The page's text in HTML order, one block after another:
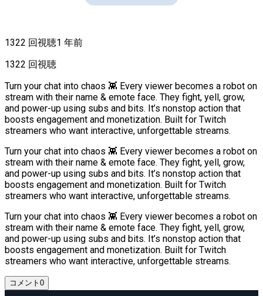
1322 回視聴1 年前
1322 回視聴
Turn your chat into chaos 👾 Every viewer becomes a robot on
stream with their name & emote face. They fight, yell, grow,
and power-up using subs and bits. It’s nonstop action that
boosts engagement and monetization. Built for Twitch
streamers who want interactive, unforgettable streams.
Turn your chat into chaos 👾 Every viewer becomes a robot on
stream with their name & emote face. They fight, yell, grow,
and power-up using subs and bits. It’s nonstop action that
boosts engagement and monetization. Built for Twitch
streamers who want interactive, unforgettable streams.
Turn your chat into chaos 👾 Every viewer becomes a robot on
stream with their name & emote face. They fight, yell, grow,
and power-up using subs and bits. It’s nonstop action that
boosts engagement and monetization. Built for Twitch
streamers who want interactive, unforgettable streams.
コメント 0